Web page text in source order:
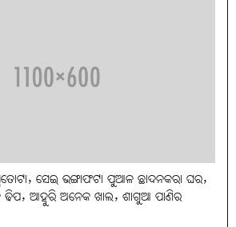
ସେଇ ଭଙ୍ଗାଫଟା ପୁଆଳ ଛାଦନକରା ଘର,
ଢିପ, ଆହୁରି ଅନେକ ଖାଲ, ଶାଗୁଆ ପାଣିର